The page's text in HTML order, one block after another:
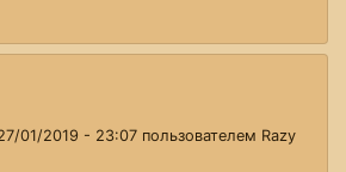
01/2019 - 23:07 пользователем Razy